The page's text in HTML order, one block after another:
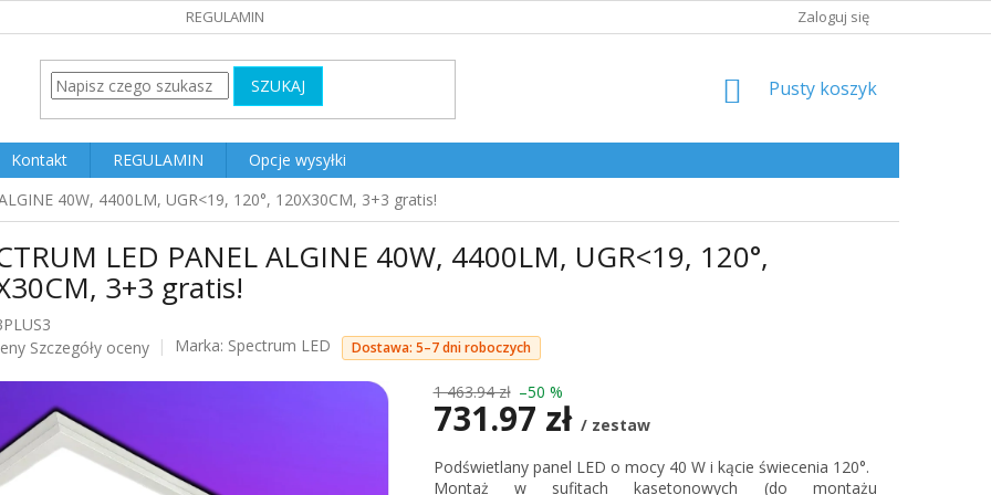
REGULAMIN Zaloguj się
SZUKAJ KOSZYK
Pusty koszyk
Kontakt REGULAMIN
Opcje wysyłki
40W, 4400LM, UGR<19, 120°, 120X30CM, 3+3 gratis!
LED PANEL ALGINE 40W, 4400LM, UGR<19, 120°,
3+3 gratis!
Szczegóły oceny Marka: Spectrum LED Dostawa: 5–7 dni roboczych
1 463.94 zł –50 %
731.97 zł / zestaw
jednostkowa:
Podświetlany panel LED o mocy 40 W i kącie świecenia 120°.
Montaż w sufitach kasetonowych (do montażu